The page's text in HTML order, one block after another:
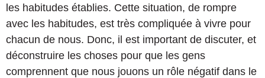
les habitudes établies. Cette situation, de rompre
avec les habitudes, est très compliquée à vivre pour
chacun de nous. Donc, il est important de discuter, et
déconstruire les choses pour que les gens
comprennent que nous jouons un rôle négatif dans le